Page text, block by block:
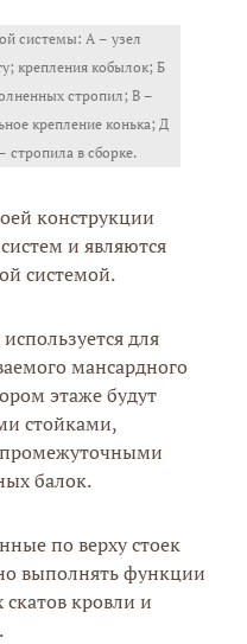
системы: А – узел
крепления кобылок; Б
стропил; В –
крепление конька; Д
стропила в сборке.
конструкции
и являются
системой.
для
мансардного
этаже будут
стойками,
балок.
по верху стоек
выполнять функции
кровли и